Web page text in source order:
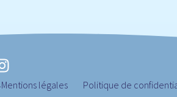
Mentions légales Politique de